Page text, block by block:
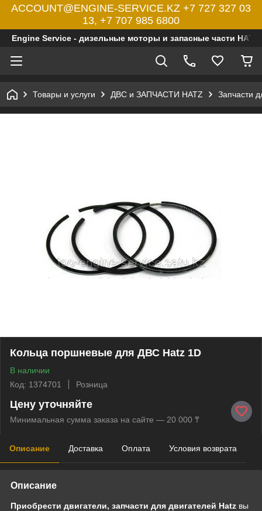
ACCOUNT@ENGINE-SERVICE.KZ +7 727 327 03
13, +7 707 985 6800
Engine Service - дизельные моторы и запасные части HATZ
Товары и услуги ДВС и ЗАПЧАСТИ HATZ Запчасти
Кольца поршневые для ДВС Hatz 1D
В наличии
Код: 1374701
Розница
Цену уточняйте
Минимальная сумма заказа на сайте — 20 000 ₸
Описание Доставка Оплата Условия возврата
Описание
Приобрести двигатели, запчасти для двигателей Hatz вы